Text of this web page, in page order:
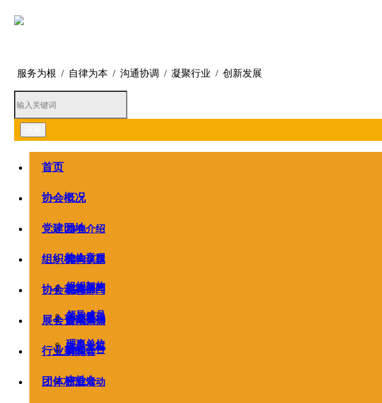
服务为根 / 自律为本 / 沟通协调 / 凝聚行业 / 创新发展
首页
协会概况
协会介绍
协会章程
组织架构
领导成员
理事单位
党建园地
第一议题
党建要闻
工作简讯
学习专栏
组织机构
工作部门
分支机构
协会动态
要闻聚焦
通知公告
展会资讯
劳保会
中针会
行业新闻
行业活动
团体标准